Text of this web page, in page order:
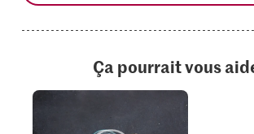
Ça pourrait vous